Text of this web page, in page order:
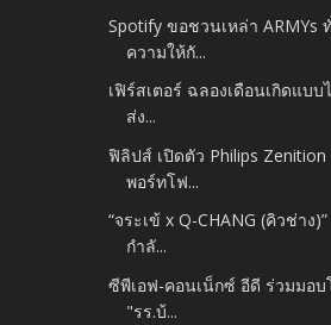
Spotify ขอชวนเหล่า ARMYs
ความให้กั...
เฟิร์สเตอร์ ฉลองเดือนเกิดแบบ
ส่ง...
ฟิลิปส์ เปิดตัว Philips Zenition
พอร์ทโฟ...
“จระเข้ x Q-CHANG (คิวช่าง
กำลั...
ซีพีเอฟ-คอนเน็กซ์ อีดี ร่วมมอบ
"รร.บ้...